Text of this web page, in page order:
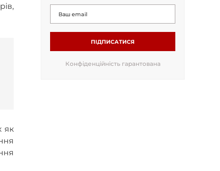
як
ПІДПИСАТИСЯ
Конфіденційність гарантована